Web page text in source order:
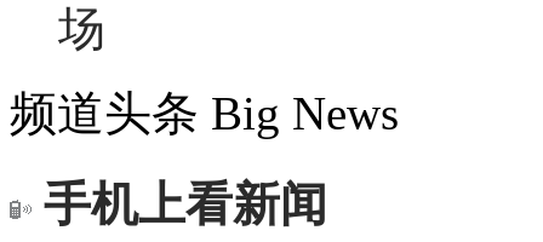
场
频道头条 Big News
手机上看新闻